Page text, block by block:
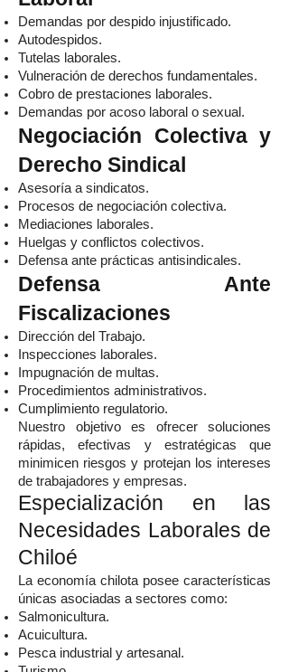
Demandas por despido injustificado.
Autodespidos.
Tutelas laborales.
Vulneración de derechos fundamentales.
Cobro de prestaciones laborales.
Demandas por acoso laboral o sexual.
Negociación Colectiva y
Derecho Sindical
Asesoría a sindicatos.
Procesos de negociación colectiva.
Mediaciones laborales.
Huelgas y conflictos colectivos.
Defensa ante prácticas antisindicales.
Defensa Ante
Fiscalizaciones
Dirección del Trabajo.
Inspecciones laborales.
Impugnación de multas.
Procedimientos administrativos.
Cumplimiento regulatorio.
Nuestro objetivo es ofrecer soluciones
rápidas, efectivas y estratégicas que
minimicen riesgos y protejan los intereses
de trabajadores y empresas.
Especialización en las
Necesidades Laborales de
Chiloé
La economía chilota posee características
únicas asociadas a sectores como:
Salmonicultura.
Acuicultura.
Pesca industrial y artesanal.